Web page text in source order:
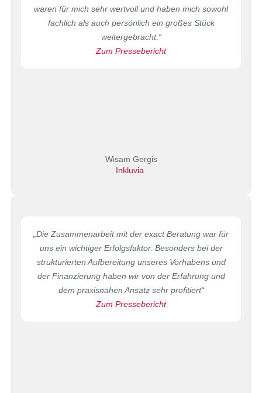
waren für mich sehr wertvoll und haben mich sowohl
fachlich als auch persönlich ein großes Stück
weitergebracht.“
Zum Pressebericht
Wisam Gergis
Inkluvia
„Die Zusammenarbeit mit der exact Beratung war für
uns ein wichtiger Erfolgsfaktor. Besonders bei der
strukturierten Aufbereitung unseres Vorhabens und
der Finanzierung haben wir von der Erfahrung und
dem praxisnahen Ansatz sehr profitiert“
Zum Pressebericht